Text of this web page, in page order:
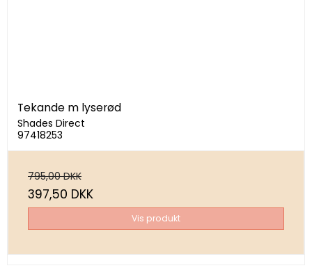
Tekande m lyserød
Shades Direct
97418253
795,00 DKK
397,50 DKK
Vis produkt